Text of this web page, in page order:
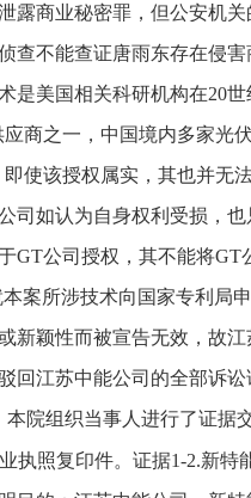
露商业秘密罪，但公安机
查不能查证唐雨东存在侵
是美国相关科研机构在20
商之一，中国境内多家光
使该授权属实，其也并无
司如认为自身权利受损，
GT公司授权，其不能将GT
本案所涉技术向国家专利
新颖性而被宣告无效，故
回江苏中能公司的全部诉讼
院组织当事人进行了证据
执照复印件。证据1-2.新特